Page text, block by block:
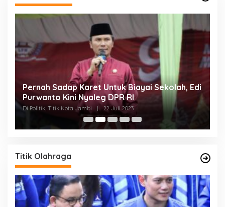
Pernah Sadap Karet Untuk Biayai Sekolah, Edi
Purwanto Kini Nyaleg DPR RI
Di Politik, Titik Kota Jambi | 22 Juli 2023
Titik Olahraga